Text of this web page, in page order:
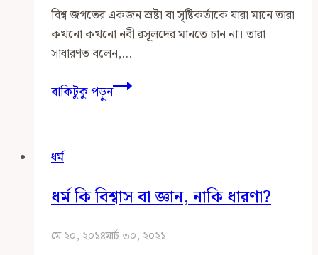
মানুষের
বানানো,
ব্যাপারটা
এমন
বিশ্ব জগতের একজন স্রষ্টা বা সৃষ্টিকর্তাকে যারা মানে তারা
কখনো কখনো নবী রসূলদের মানতে চান না। তারা
সাধারণত বলেন,…
বাকিটুকু পড়ুনপরমসত্তায়
বিশ্বাসের
ধর্ম
ধর্ম কি বিশ্বাস বা জ্ঞান, নাকি ধারণা?
মে ২০, ২০১৪মার্চ ৩০, ২০২১